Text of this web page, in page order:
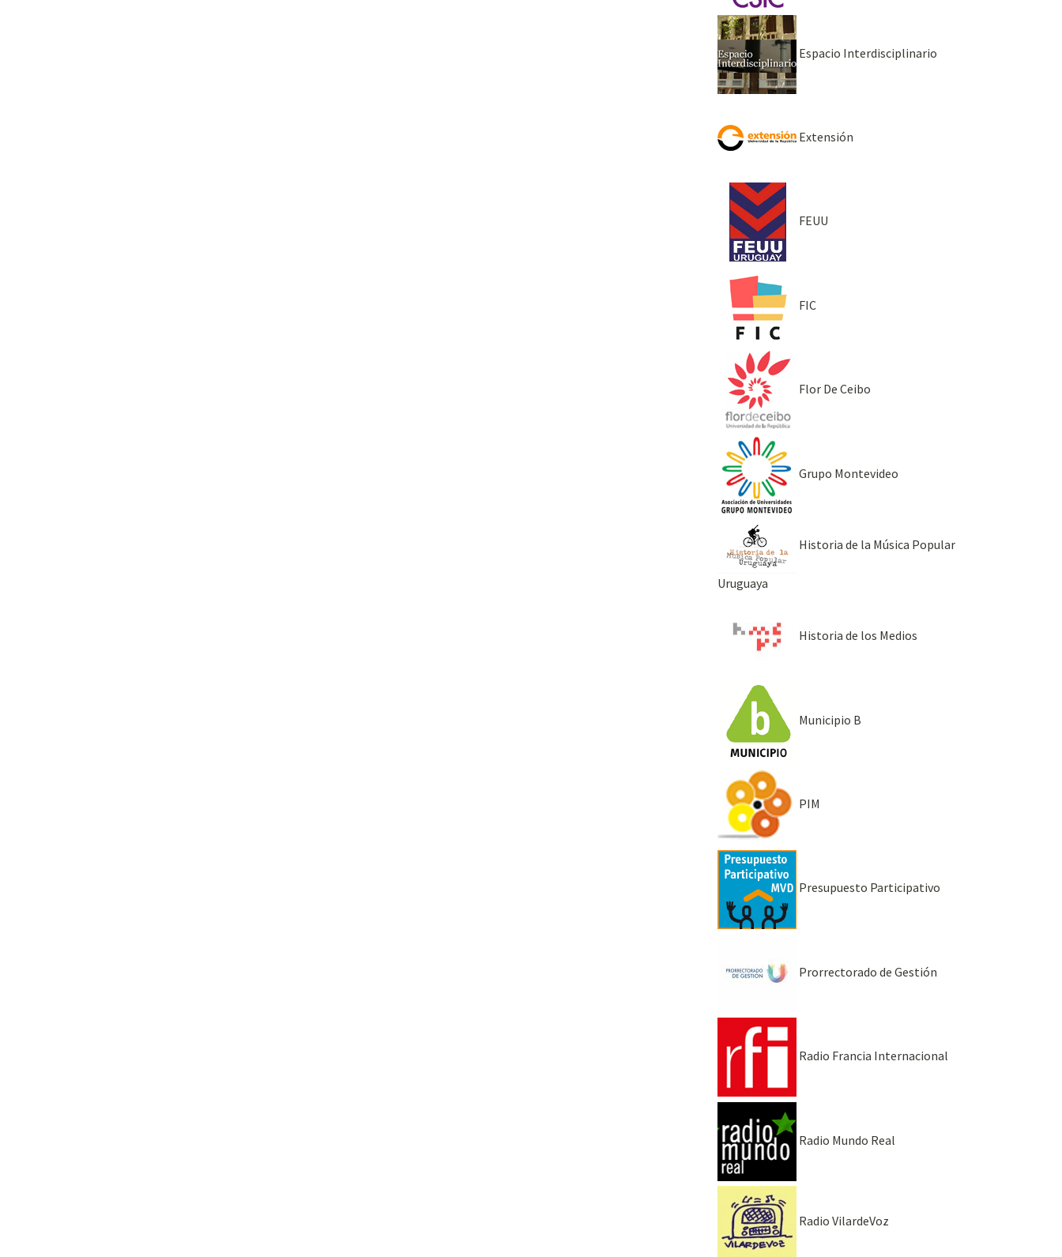
Espacio Interdisciplinario
Extensión
FEUU
FIC
Flor De Ceibo
Grupo Montevideo
Historia de la Música Popular
Uruguaya
Historia de los Medios
Municipio B
PIM
Presupuesto Participativo
Prorrectorado de Gestión
Radio Francia Internacional
Radio Mundo Real
Radio VilardeVoz